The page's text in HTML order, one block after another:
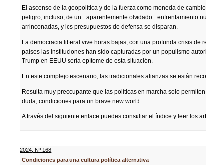
El ascenso de la geopolítica y de la fuerza como moneda de
peligro, incluso, de un −aparentemente olvidado− enfrentamiento
arrinconadas, y los presupuestos de defensa se disparan.
La democracia liberal vive horas bajas, con una profunda crisis
países las instituciones han sido capturadas por un populismo
Trump en EEUU sería epítome de esta situación.
En este complejo escenario, las tradicionales alianzas se están
Resulta muy preocupante que las políticas en marcha solo
duda, condiciones para un brave new world.
A través delsiguiente enlace puedes consultar el índice y leer los
2024 ,Nº 168
Condiciones para una cultura política alternativa